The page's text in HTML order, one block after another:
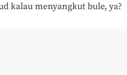
kalau menyangkut bule, ya?